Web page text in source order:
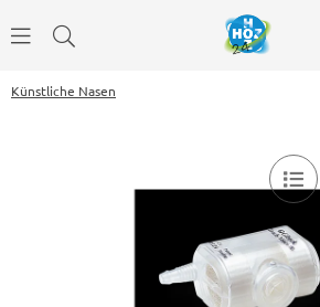
Künstliche Nasen